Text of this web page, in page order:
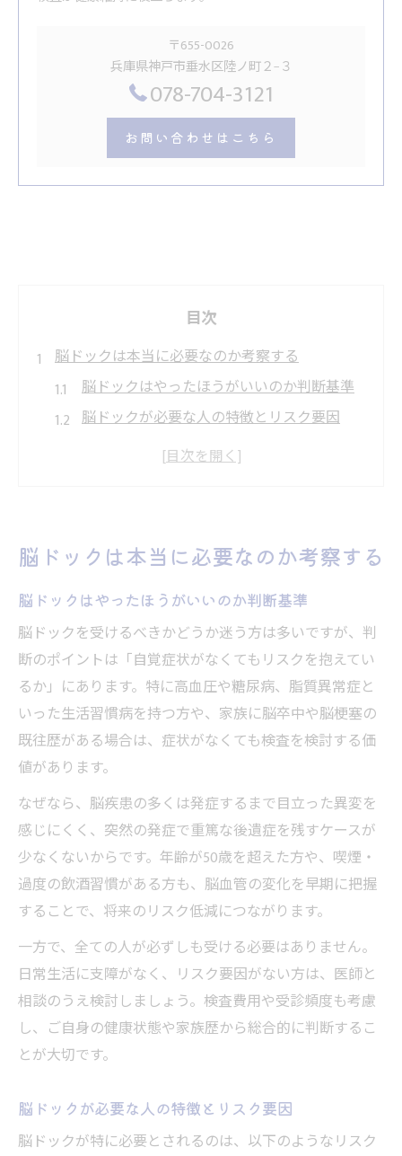
〒655-0026
兵庫県神戸市垂水区陸ノ町２−３
078-704-3121
お問い合わせはこちら
目次
脳ドックは本当に必要なのか考察する
脳ドックはやったほうがいいのか判断基準
脳ドックが必要な人の特徴とリスク要因
脳ドックの意味や判断基準を知る重要性
生活習慣病の人が脳ドックを受けるべき理
由
脳ドックで分かる生活習慣病リスクの特徴
脳ドックで異常発見率が高まる生活習慣と
は
脳ドックが健康管理に果たす役割を解説
脳ドックと生活習慣改善の実践的アドバイ
ス
早期発見へ導く脳ドックの役割とは
脳ドックで得られる早期発見のメリット
脳ドックの異常発見率と健康への影響
脳ドック受診がもたらす将来の安心感
脳ドックの早期対応で変わる生活習慣
脳ドックのメリットと注意点を整理
脳ドックのメリットとデメリットを比較
脳ドックを受けた方がいい人の特徴とは
脳ドックで不安を感じる場合の対処法
脳ドックでデメリットを減らす工夫とは
脳ドックは本当に必要なのか考察する
脳ドックはやったほうがいいのか判断基準
脳ドックを受けるべきかどうか迷う方は多いですが、判
断のポイントは「自覚症状がなくてもリスクを抱えてい
るか」にあります。特に高血圧や糖尿病、脂質異常症と
いった生活習慣病を持つ方や、家族に脳卒中や脳梗塞の
既往歴がある場合は、症状がなくても検査を検討する価
値があります。
なぜなら、脳疾患の多くは発症するまで目立った異変を
感じにくく、突然の発症で重篤な後遺症を残すケースが
少なくないからです。年齢が50歳を超えた方や、喫煙・
過度の飲酒習慣がある方も、脳血管の変化を早期に把握
することで、将来のリスク低減につながります。
一方で、全ての人が必ずしも受ける必要はありません。
日常生活に支障がなく、リスク要因がない方は、医師と
相談のうえ検討しましょう。検査費用や受診頻度も考慮
し、ご自身の健康状態や家族歴から総合的に判断するこ
とが大切です。
脳ドックが必要な人の特徴とリスク要因
脳ドックが特に必要とされるのは、以下のようなリスク